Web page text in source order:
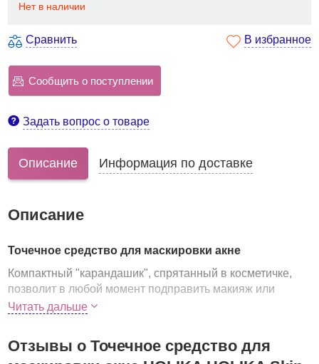
Нет в наличии
Сравнить В избранное
Сообщить о поступлении
Задать вопрос о товаре
Описание Информация по доставке
Описание
Точечное средство для маскировки акне
Компактный "карандашик", спрятанный в косметичке,
позволит в любой момент подправить макияж или
замаскировать только-только назревающее воспаление.
надежной и безопасной коррекции угревой сыпи и
других кожных несовершенств на коже лица, шеи,
Читать дальше
Отзывы о Точечное средство для